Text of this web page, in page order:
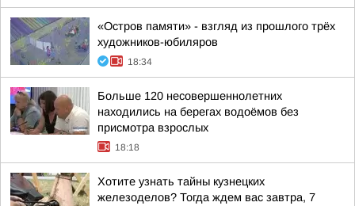
«Остров памяти» - взгляд из прошлого трёх
художников-юбиляров
18:34
Больше 120 несовершеннолетних
находились на берегах водоёмов без
присмотра взрослых
18:18
Хотите узнать тайны кузнецких
железоделов? Тогда ждем вас завтра, 7